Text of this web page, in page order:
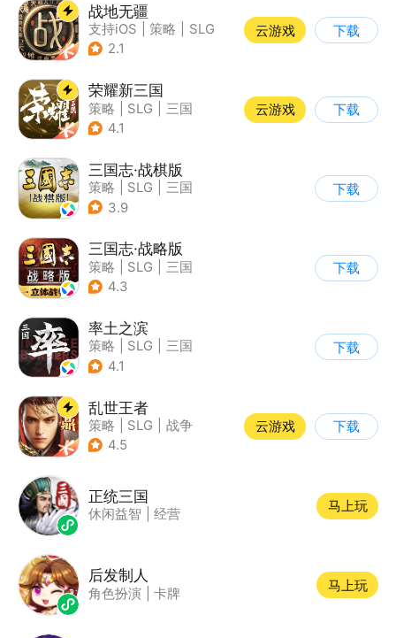
战地无疆
支持iOS 策略
SLG
| 三国
2.1
云游戏 下载
荣耀新三国
策略 SLG
三国
| 中国风
4.1
云游戏 下载
三国志·战棋版
策略 SLG
三国
| 三国志
3.9
下载
三国志·战略版
策略 SLG
三国
| 三国志
4.3
下载
率土之滨
策略 SLG
三国
| 中国风
4.1
下载
乱世王者
策略 SLG
战争
| 中国风
4.5
云游戏 下载
正统三国
休闲益智 经营
马上玩
后发制人
角色扮演 卡牌
马上玩